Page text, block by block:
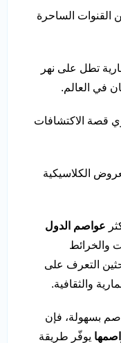
القنوات الساحرة
تطل على نهر
في العالم.
قصة الاكتشافات
الكلاسيكية
عواصم الدول
والخرائط
التعرف على
والثقافية.
بسهولة، فإن
يوفّر طريقة